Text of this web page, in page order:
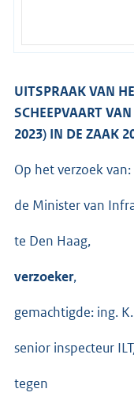
UITSPRAAK VAN
SCHEEPVAART
2023) IN DE ZAAK
Op het verzoek van:
de Minister van
te Den Haag,
verzoeker,
gemachtigde: ing.
senior inspecteur
tegen